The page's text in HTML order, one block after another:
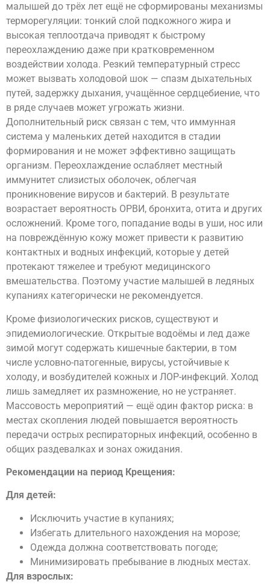
малышей до трёх лет ещё не сформированы механизмы
терморегуляции: тонкий слой подкожного жира и
высокая теплоотдача приводят к быстрому
переохлаждению даже при кратковременном
воздействии холода. Резкий температурный стресс
может вызвать холодовой шок — спазм дыхательных
путей, задержку дыхания, учащённое сердцебиение, что
в ряде случаев может угрожать жизни.
Дополнительный риск связан с тем, что иммунная
система у маленьких детей находится в стадии
формирования и не может эффективно защищать
организм. Переохлаждение ослабляет местный
иммунитет слизистых оболочек, облегчая
проникновение вирусов и бактерий. В результате
возрастает вероятность ОРВИ, бронхита, отита и других
осложнений. Кроме того, попадание воды в уши, нос или
на повреждённую кожу может привести к развитию
контактных и водных инфекций, которые у детей
протекают тяжелее и требуют медицинского
вмешательства. Поэтому участие малышей в ледяных
купаниях категорически не рекомендуется.
Кроме физиологических рисков, существуют и
эпидемиологические. Открытые водоёмы и лед даже
зимой могут содержать кишечные бактерии, в том
числе условно-патогенные, вирусы, устойчивые к
холоду, и возбудителей кожных и ЛОР-инфекций. Холод
лишь замедляет их размножение, но не устраняет.
Массовость мероприятий — ещё один фактор риска: в
местах скопления людей повышается вероятность
передачи острых респираторных инфекций, особенно в
общих раздевалках и зонах ожидания.
Рекомендации на период Крещения:
Для детей:
Исключить участие в купаниях;
Избегать длительного нахождения на морозе;
Одежда должна соответствовать погоде;
Минимизировать пребывание в людных местах.
Для взрослых: